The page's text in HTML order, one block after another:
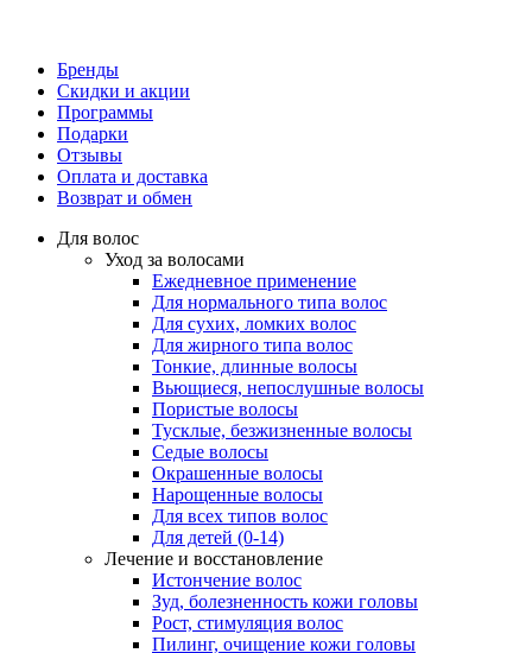
Бренды
Скидки и акции
Программы
Подарки
Отзывы
Оплата и доставка
Возврат и обмен
Для волос
Уход за волосами
Ежедневное применение
Для нормального типа волос
Для сухих, ломких волос
Для жирного типа волос
Тонкие, длинные волосы
Вьющиеся, непослушные волосы
Пористые волосы
Тусклые, безжизненные волосы
Седые волосы
Окрашенные волосы
Нарощенные волосы
Для всех типов волос
Для детей (0-14)
Лечение и восстановление
Истончение волос
Зуд, болезненность кожи головы
Рост, стимуляция волос
Пилинг, очищение кожи головы